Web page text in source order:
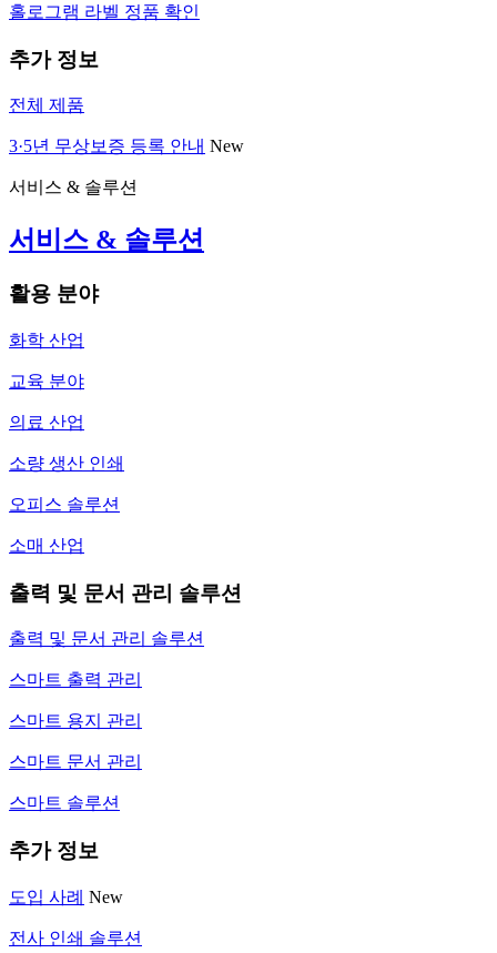
홀로그램 라벨 정품 확인
추가 정보
전체 제품
3·5년 무상보증 등록 안내 New
서비스 & 솔루션
서비스 & 솔루션
활용 분야
화학 산업
교육 분야
의료 산업
소량 생산 인쇄
오피스 솔루션
소매 산업
출력 및 문서 관리 솔루션
출력 및 문서 관리 솔루션
스마트 출력 관리
스마트 용지 관리
스마트 문서 관리
스마트 솔루션
추가 정보
도입 사례 New
전사 인쇄 솔루션